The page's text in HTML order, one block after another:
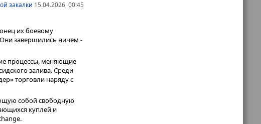
закалки 15.04.2026, 00:45
их боевому
завершились ничем -
процессы, меняющие
залива. Среди
торговли наряду с
собой свободную
куплей и